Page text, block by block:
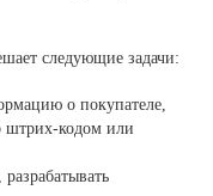
следующие задачи:
о покупателе,
штрих-кодом или